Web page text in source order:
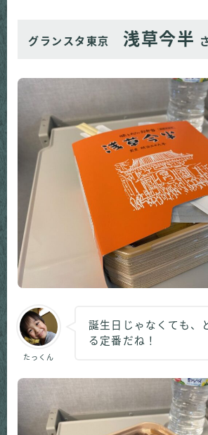
グランスタ東京 浅草今半
たっくん
誕生日じゃなくても
る定番だね！